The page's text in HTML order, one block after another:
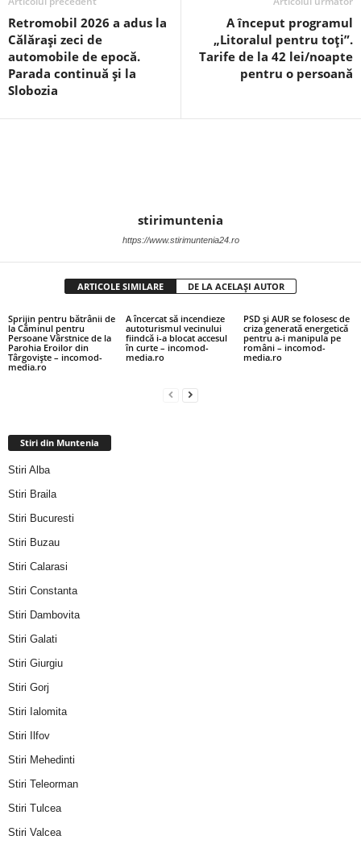
Retromobil 2026 a adus la
Călărași zeci de
automobile de epocă.
Parada continuă și la
Slobozia
A început programul
„Litoralul pentru toți”.
Tarife de la 42 lei/noapte
pentru o persoană
stirimuntenia
https://www.stirimuntenia24.ro
ARTICOLE SIMILARE DE LA ACELAȘI AUTOR
Sprijin pentru bătrânii de
la Căminul pentru
Persoane Vârstnice de la
Parohia Eroilor din
Târgoviște – incomod-
media.ro
A încercat să incendieze
autoturismul vecinului
fiindcă i-a blocat accesul
în curte – incomod-
media.ro
PSD și AUR se folosesc de
criza generată energetică
pentru a-i manipula pe
români – incomod-
media.ro
Stiri din Muntenia
Stiri Alba
Stiri Braila
Stiri Bucuresti
Stiri Buzau
Stiri Calarasi
Stiri Constanta
Stiri Dambovita
Stiri Galati
Stiri Giurgiu
Stiri Gorj
Stiri Ialomita
Stiri Ilfov
Stiri Mehedinti
Stiri Teleorman
Stiri Tulcea
Stiri Valcea